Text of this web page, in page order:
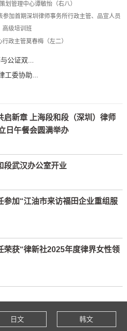
划管理中心谭敏怡（右八）
政主管莫春梅（左二）
公证双...
工委协助...
启新章 上海段和段（深圳）律师
日午餐会圆满举办
段武汉办公室开业
参加“江油市来访福田企业重组服
荣获“律新社2025年度律界女性领
日文 韩文